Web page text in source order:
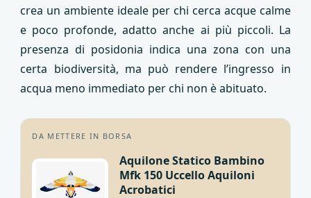
crea un ambiente ideale per chi cerca acque calme
e poco profonde, adatto anche ai più piccoli. La
presenza di posidonia indica una zona con una
certa biodiversità, ma può rendere l’ingresso in
acqua meno immediato per chi non è abituato.
DA METTERE IN BORSA
Aquilone Statico Bambino
Mfk 150 Uccello Aquiloni
Acrobatici